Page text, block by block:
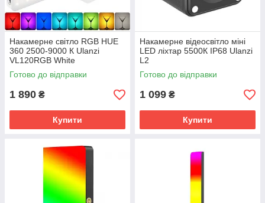
Накамерне світло RGB HUE
360 2500-9000 К Ulanzi
VL120RGB White
Готово до відправки
1 890 ₴
Купити
Накамерне відеосвітло міні
LED ліхтар 5500К IP68 Ulanzi
L2
Готово до відправки
1 099 ₴
Купити